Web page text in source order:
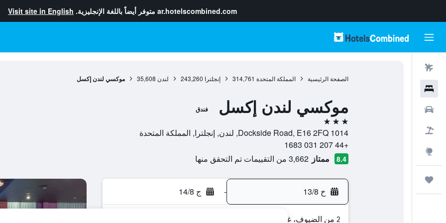
ar.hotelscombined.com متوفر أيضاً باللغة الإنجليزية. Visit site in English
الصفحة الرئيسية المملكة المتحدة 314,761 إنجلترا 243,260 لندن 35,608 موكسي لندن إكسل
موكسي لندن إكسل فندق
3 نجوم
1014 Dockside Road, E16 2FQ, لندن, إنجلترا, المملكة المتحدة
+44 207 031 1683
8.4 ممتاز 3,662 من التقييمات تم التحقق منها
خ 13/8 - ج 14/8
2 من الضيوف، غرفة واحدة